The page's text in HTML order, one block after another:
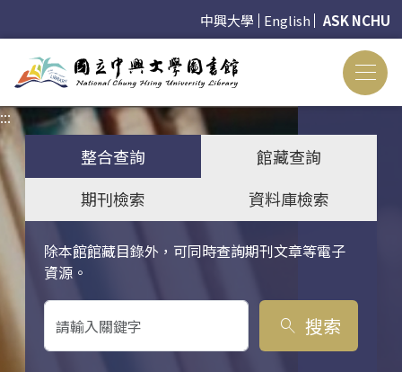
中興大學 English ASK NCHU
:::
整合查詢
館藏查詢
期刊檢索
資料庫檢索
除本館館藏目錄外，可同時查詢期刊文章等電子
資源。
關鍵字搜尋
search 搜索